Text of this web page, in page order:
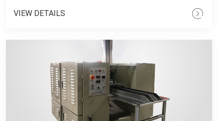
VIEW DETAILS